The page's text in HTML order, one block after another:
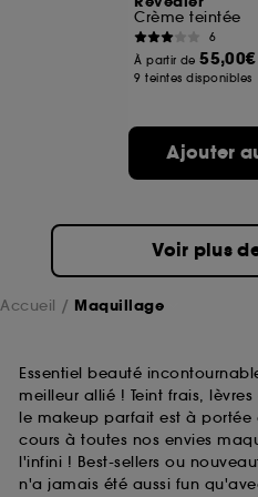
Crème teintée
6
À partir de55,00€
9 teintes disponibles
Ajouter
Voir plus
Accueil Maquillage
Essentiel beauté
meilleur allié ! Teint frais,
le makeup parfait est à portée
cours à toutes nos envies
l'infini ! Best-sellers ou
n'a jamais été aussi fun
A l'exception des cookies
lecture de ces traceurs
pouvez personnaliser vos
choix" ci-dessous ou
Sephora pourra associer les
navigation collectées par
sur "continuer sans
moment choisir de retirer
souhaitez obtenir plus